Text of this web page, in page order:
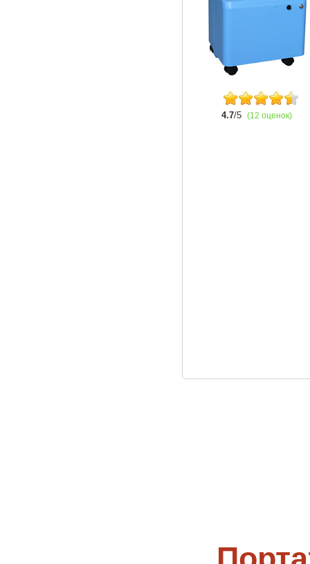
4.7/5 (12 оценок)